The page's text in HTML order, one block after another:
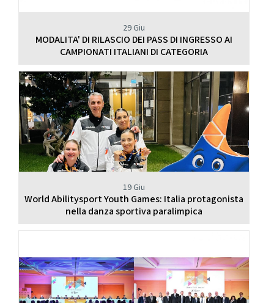
29 Giu
MODALITA' DI RILASCIO DEI PASS DI INGRESSO AI
CAMPIONATI ITALIANI DI CATEGORIA
19 Giu
World Abilitysport Youth Games: Italia protagonista
nella danza sportiva paralimpica